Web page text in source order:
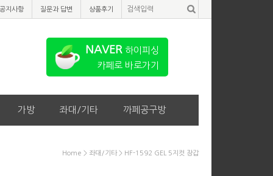
공지사항 질문과 답변 상품후기
가방 좌대/기타 까페공구방
NAVER 하이피싱
카페로 바로가기
Home > 좌대/기타> HF-1592 GEL 5지컷 장갑